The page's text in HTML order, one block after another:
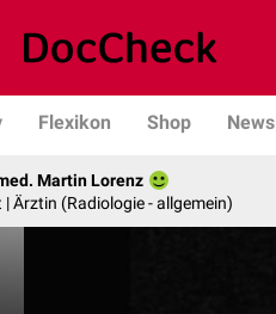
Flexikon Shop News
Martin Lorenz
| Ärztin (Radiologie - allgemein)